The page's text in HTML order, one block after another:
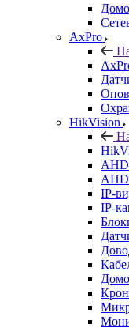
AxPro
HikVision
IP-
IP-